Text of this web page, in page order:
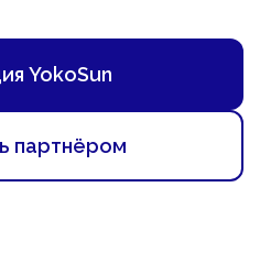
YokoSun
партнёром